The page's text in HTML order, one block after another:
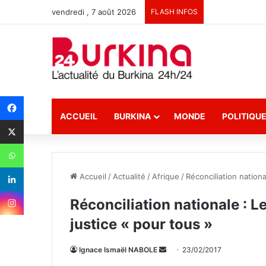
vendredi , 7 août 2026 FLASH INFOS
ACCUEIL BURKINA MONDE POLITIQUE
Accueil / Actualité / Afrique / Réconciliation
Réconciliation nationale :
justice « pour tous »
Ignace Ismaël NABOLE 23/02/2017